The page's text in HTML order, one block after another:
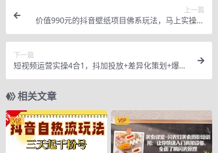
上一篇
价值990元的抖音壁纸项目佛系玩法，马上实操一
天变现500+（视频）
下一篇
短视频运营实操4合1，抖加投放+差异化策划+爆款
文案内容+短视频账号运营
相关文章
VIP VIP